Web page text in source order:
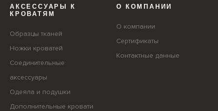
АКСЕССУАРЫ К
КРОВАТЯМ
Образцы тканей
Ножки кроватей
Соединительные
аксессуары
Одеяла и подушки
Дополнительные кровати ​
О КОМПАНИИ
О компании
Сертификаты
Контактные данные